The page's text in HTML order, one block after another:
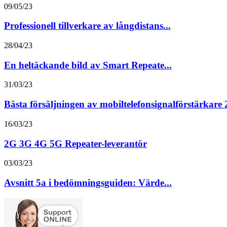
09/05/23
Professionell tillverkare av långdistans...
28/04/23
En heltäckande bild av Smart Repeate...
31/03/23
Bästa försäljningen av mobiltelefonsignalförstärkare
16/03/23
2G 3G 4G 5G Repeater-leverantör
03/03/23
Avsnitt 5a i bedömningsguiden: Värde...